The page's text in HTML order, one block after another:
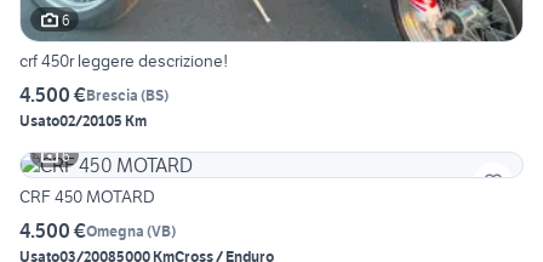
6
crf 450r leggere descrizione!
4.500 €Brescia (BS)
Usato02/20105 Km
6
CRF 450 MOTARD
4.500 €Omegna (VB)
Usato03/20085000 KmCross / Enduro